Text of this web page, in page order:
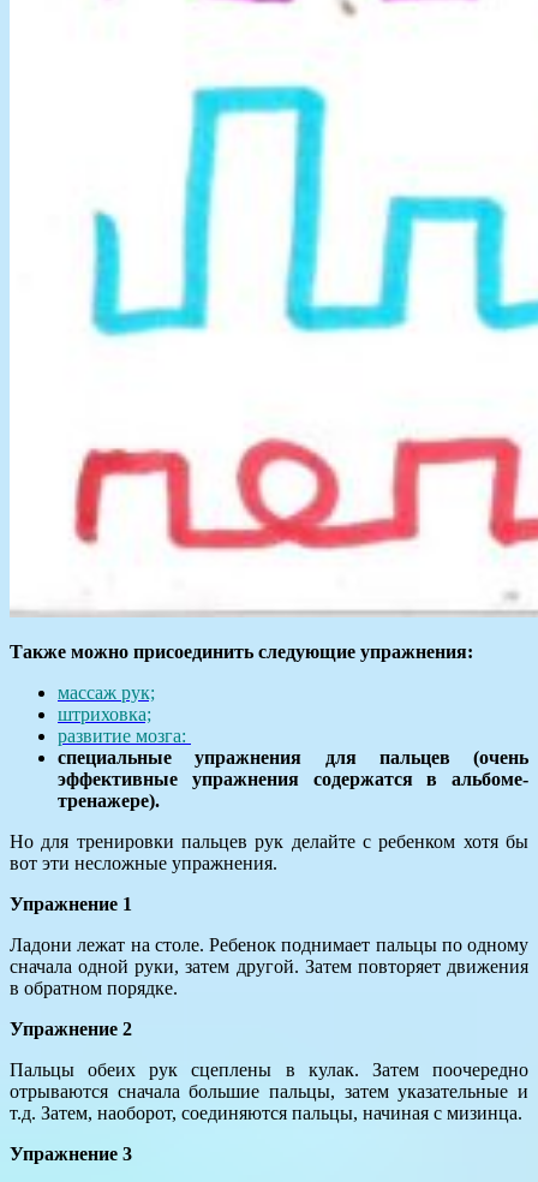
Также можно присоединить следующие упражнения:
массаж рук;
штриховка;
развитие мозга:
специальные упражнения для пальцев (очень
эффективные упражнения содержатся в альбоме-
тренажере).
Но для тренировки пальцев рук делайте с ребенком хотя бы
вот эти несложные упражнения.
Упражнение 1
Ладони лежат на столе. Ребенок поднимает пальцы по одному
сначала одной руки, затем другой. Затем повторяет движения
в обратном порядке.
Упражнение 2
Пальцы обеих рук сцеплены в кулак. Затем поочередно
отрываются сначала большие пальцы, затем указательные и
т.д. Затем, наоборот, соединяются пальцы, начиная с мизинца.
Упражнение 3